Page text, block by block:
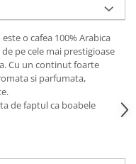
este o cafea 100% Arabica
pe cele mai prestigioase
Cu un continut foarte
si parfumata,
de faptul ca boabele